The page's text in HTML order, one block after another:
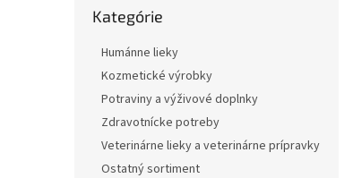
kategórie
Kategórie
Humánne lieky
Kozmetické výrobky
Potraviny a výživové doplnky
Zdravotnícke potreby
Veterinárne lieky a veterinárne prípravky
Ostatný sortiment